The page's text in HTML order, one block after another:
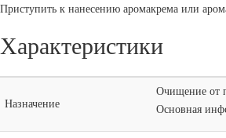
Приступить к нанесению аромакрема или
Характеристики
Назначение
Очищение от
Основная